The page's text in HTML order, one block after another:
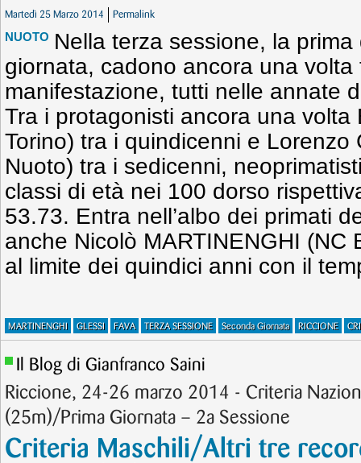
Martedì 25 Marzo 2014 Permalink
NUOTO Nella terza sessione, la
giornata, cadono ancora una volta
manifestazione, tutti nelle annate
Tra i protagonisti ancora una volta
Torino) tra i quindicenni e Lorenzo
Nuoto) tra i sedicenni,
classi di età nei 100 dorso
53.73. Entra nell’albo dei primati
anche Nicolò MARTINENGHI (NC
al limite dei quindici anni con il
MARTINENGHI GLESSI FAVA TERZA SESSIONE Seconda Giornata RICCIONE
Il Blog di Gianfranco Saini
Riccione, 24-26 marzo 2014 - Criteria
(25m)/Prima Giornata – 2a Sessione
Criteria Maschili/Altri tre